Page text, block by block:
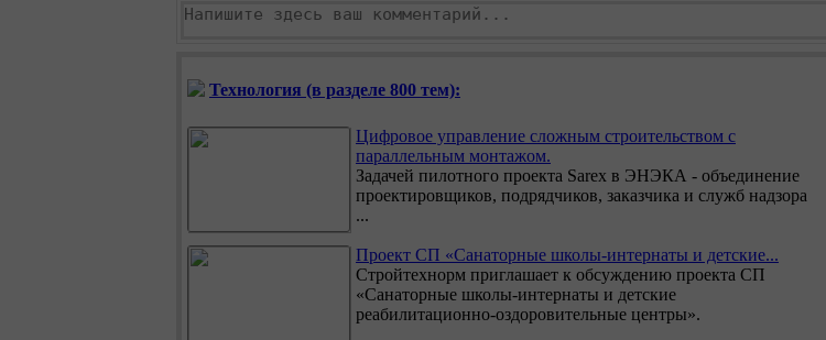
Технология (в разделе 800 тем):
Цифровое управление сложным строительством с
параллельным монтажом.
Задачей пилотного проекта Sarex в ЭНЭКА - объединение
проектировщиков, подрядчиков, заказчика и служб надзора
...
Проект СП «Санаторные школы-интернаты и детские...
Стройтехнорм приглашает к обсуждению проекта СП
«Санаторные школы-интернаты и детские
реабилитационно-оздоровительные центры».